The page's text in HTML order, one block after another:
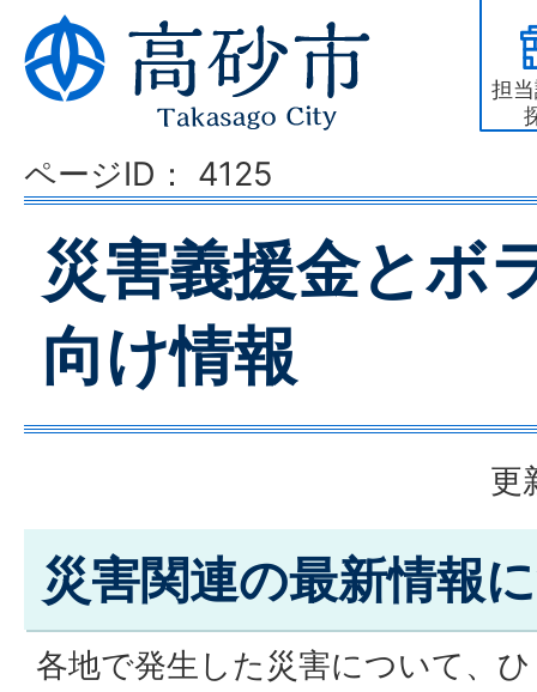
担
ページID： 4125
災害義援金とボ
向け情報
更
災害関連の最新情報
各地で発生した災害について、